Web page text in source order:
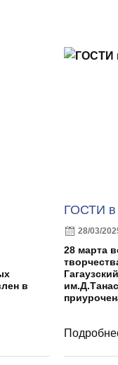
в
ГОСТИ
28/03/
28 марта